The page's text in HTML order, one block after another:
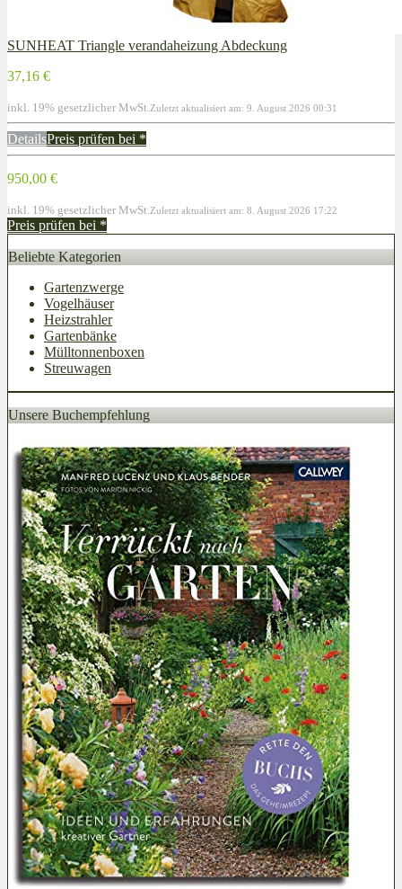
SUNHEAT Triangle verandaheizung Abdeckung
37,16 €
inkl. 19% gesetzlicher MwSt. Zuletzt aktualisiert am: 9. August 2026 00:31
DetailsPreis prüfen bei *
950,00 €
inkl. 19% gesetzlicher MwSt. Zuletzt aktualisiert am: 8. August 2026 17:22
Preis prüfen bei *
Beliebte Kategorien
Gartenzwerge
Vogelhäuser
Heizstrahler
Gartenbänke
Mülltonnenboxen
Streuwagen
Unsere Buchempfehlung